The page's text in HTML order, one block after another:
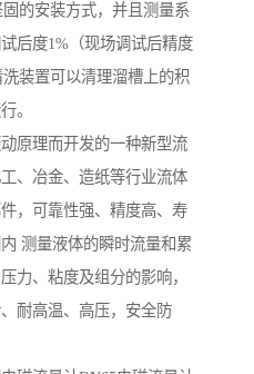
的安装方式，并且测量系
后度1%（现场调试后精度
装置可以清理溜槽上的积
。
原理而开发的一种新型流
、冶金、造纸等行业流体
，可靠性强、精度高、寿
测量液体的瞬时流量和累
力、粘度及组分的影响，
耐高温、高压，安全防